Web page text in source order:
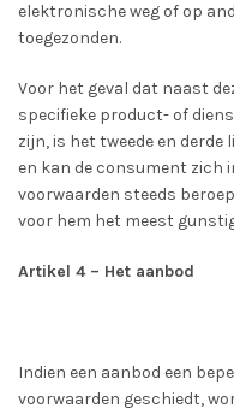
elektronische weg of op
toegezonden.
Voor het geval dat naast
specifieke product- of
zijn, is het tweede en
en kan de consument zich
voorwaarden steeds
voor hem het meest
Artikel 4 – Het aanbod
Indien een aanbod een
voorwaarden geschiedt,